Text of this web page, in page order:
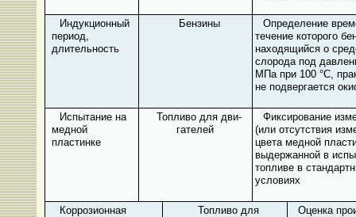
Индукционный
период,
длительность
Бензины
Определение
течение которого
находящийся о
слорода под
МПа при 100 °С,
не подвергается
Испытание на
медной
пластинке
Топливо для дви­
гателей
Фиксирование
(или отсутствия
цвета медной
выдержанной в
топливе в
условиях
Коррозионная
Топливо для
Оценка